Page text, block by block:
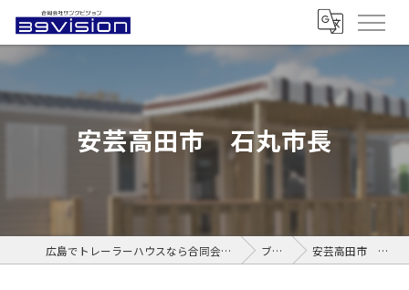
安芸高田市 石丸市長
広島でトレーラーハウスなら合同会社サンクビジョン ブログ 安芸高田市 石丸市長